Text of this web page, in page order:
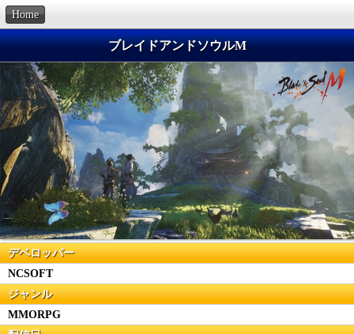
Home
ブレイドアンドソウルM
デベロッパー
NCSOFT
ジャンル
MMORPG